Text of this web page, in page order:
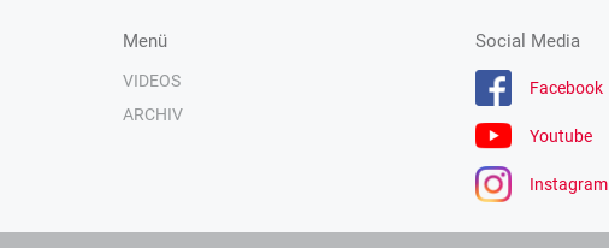
Menü
VIDEOS
ARCHIV
Social Media
Facebook
Youtube
Instagram